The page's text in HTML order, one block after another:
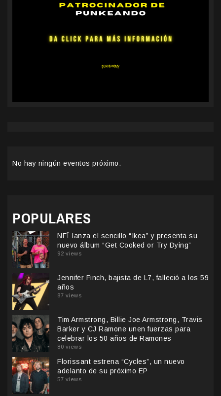
No hay ningún eventos próximo.
POPULARES
NFÏ lanza el sencillo “Ikea” y presenta su
nuevo álbum “Get Cooked or Try Dying”
92 views
Jennifer Finch, bajista de L7, falleció a los 59
años
87 views
Tim Armstrong, Billie Joe Armstrong, Travis
Barker y CJ Ramone unen fuerzas para
celebrar los 50 años de Ramones
80 views
Florissant estrena “Cycles”, un nuevo
adelanto de su próximo EP
57 views